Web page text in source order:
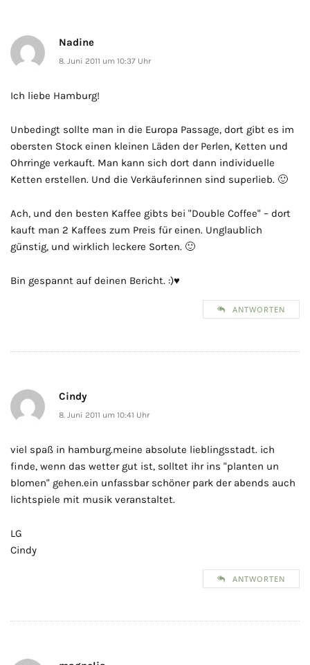
Nadine
8. Juni 2011 um 10:37 Uhr
Ich liebe Hamburg!
Unbedingt sollte man in die Europa Passage, dort gibt es im
obersten Stock einen kleinen Läden der Perlen, Ketten und
Ohrringe verkauft. Man kann sich dort dann individuelle
Ketten erstellen. Und die Verkäuferinnen sind superlieb. 🙂
Ach, und den besten Kaffee gibts bei "Double Coffee" – dort
kauft man 2 Kaffees zum Preis für einen. Unglaublich
günstig, und wirklich leckere Sorten. 🙂
Bin gespannt auf deinen Bericht. :)♥
ANTWORTEN
Cindy
8. Juni 2011 um 10:41 Uhr
viel spaß in hamburg.meine absolute lieblingsstadt. ich
finde, wenn das wetter gut ist, solltet ihr ins "planten un
blomen" gehen.ein unfassbar schöner park der abends auch
lichtspiele mit musik veranstaltet.
LG
Cindy
ANTWORTEN